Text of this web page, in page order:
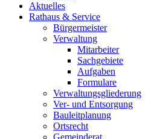
Aktuelles
Rathaus & Service
Bürgermeister
Verwaltung
Mitarbeiter
Sachgebiete
Aufgaben
Formulare
Verwaltungsgliederung
Ver- und Entsorgung
Bauleitplanung
Ortsrecht
Gemeinderat